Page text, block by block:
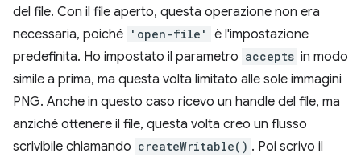
del file. Con il file aperto, questa operazione non era
necessaria, poiché 'open-file'
è l'impostazione
predefinita. Ho impostato il parametro accepts in modo
simile a prima, ma questa volta limitato alle sole immagini
PNG. Anche in questo caso ricevo un handle del file, ma
anziché ottenere il file, questa volta creo un flusso
scrivibile chiamando createWritable() . Poi scrivo il